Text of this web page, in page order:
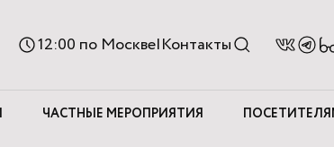
12:00 по Москве|Контакты
ЧАСТНЫЕ МЕРОПРИЯТИЯ